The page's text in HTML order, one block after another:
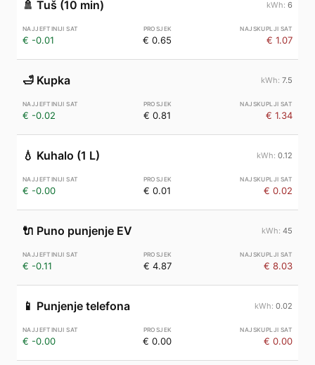
🚿 Tuš (10 min) 6
€ -0.01 € 0.65 € 1.07
🛁 Kupka 7.5
€ -0.02 € 0.81 € 1.34
💧 Kuhalo (1 L) 0.12
€ -0.00 € 0.01 € 0.02
🔌 Puno punjenje EV 45
€ -0.11 € 4.87 € 8.03
📱 Punjenje telefona 0.02
€ -0.00 € 0.00 € 0.00